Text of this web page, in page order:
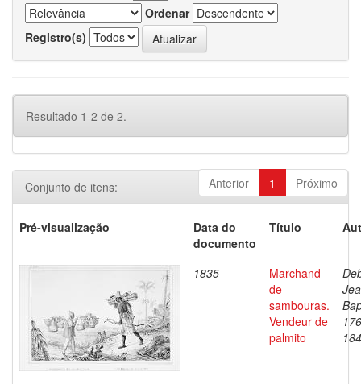
Ordenar
Registro(s)
Resultado 1-2 de 2.
Anterior 1 Próximo
Conjunto de itens:
Pré-visualização
Data do
documento
Título
1835
Marchand
de
sambouras.
Vendeur de
palmito